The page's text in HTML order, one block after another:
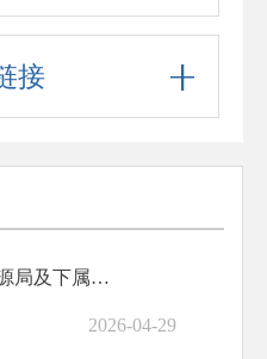
接
2026年临夏州自然资源局及下属单位综合性涉企收费目录清单
2026-04-29